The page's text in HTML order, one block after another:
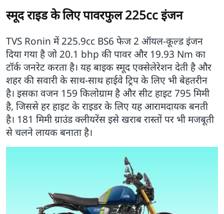
स्मूद राइड के लिए पावरफुल 225cc इंजन
TVS Ronin में 225.9cc BS6 फेज 2 ऑयल-कूल्ड इंजन
दिया गया है जो 20.1 bhp की पावर और 19.93 Nm का
टॉर्क जनरेट करता है। यह बाइक स्मूद एक्सेलेरेशन देती है और
शहर की सवारी के साथ-साथ हाईवे ट्रिप के लिए भी बेहतरीन
है। इसका वजन 159 किलोग्राम है और सीट हाइट 795 मिमी
है, जिससे हर हाइट के राइडर के लिए यह आरामदायक बनती
है। 181 मिमी ग्राउंड क्लीयरेंस इसे खराब रास्तों पर भी मजबूती
से चलने लायक बनाता है।